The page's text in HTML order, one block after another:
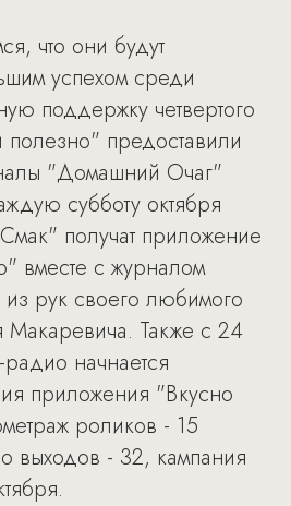
что они будут
успехом среди
поддержку четвертого
полезно" предоставили
"Домашний Очаг"
субботу октября
получат приложение
вместе с журналом
рук своего любимого
Также с 24
начнается
приложения "Вкусно
роликов - 15
выходов - 32, кампания